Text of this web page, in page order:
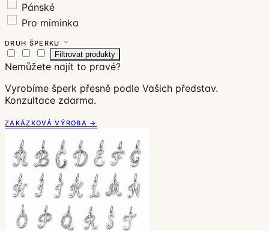
Pánské
Pro miminka
DRUH ŠPERKU
Filtrovat produkty
Nemůžete najít to pravé?
Vyrobíme šperk přesně podle Vašich představ.
Konzultace zdarma.
ZAKÁZKOVÁ VÝROBA →